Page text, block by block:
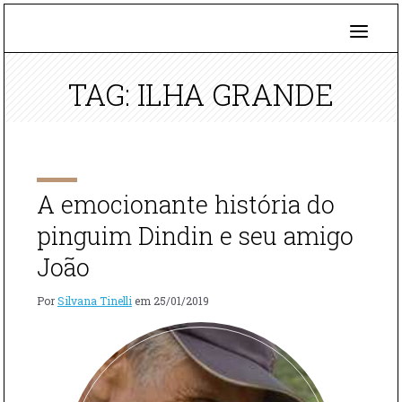
TAG: ILHA GRANDE
A emocionante história do
pinguim Dindin e seu amigo
João
PorSilvana Tinelli em 25/01/2019